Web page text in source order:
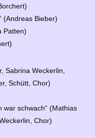
(Andreas Bieber)
Patten)
Sabrina Weckerlin,
Schütt, Chor)
war schwach“ (Mathias
Chor)